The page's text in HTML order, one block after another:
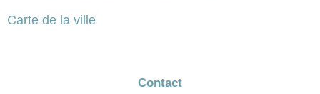
Carte de la ville
Contact